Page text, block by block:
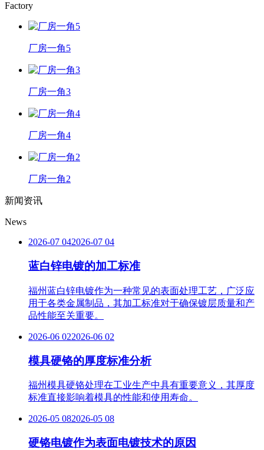
Factory
厂房一角5
厂房一角3
厂房一角4
厂房一角2
新闻资讯
News
2026-07 042026-07 04
蓝白锌电镀的加工标准
福州蓝白锌电镀作为一种常见的表面处理工艺，广泛应
用于各类金属制品，其加工标准对于确保镀层质量和产
品性能至关重要。
2026-06 022026-06 02
模具硬铬的厚度标准分析
福州模具硬铬处理在工业生产中具有重要意义，其厚度
标准直接影响着模具的性能和使用寿命。
2026-05 082026-05 08
硬铬电镀作为表面电镀技术的原因